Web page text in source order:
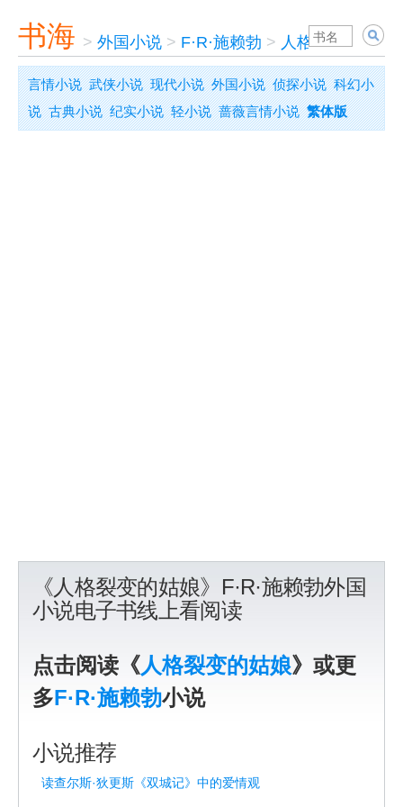
书海 > 外国小说 > F·R·施赖勃 > 人格裂变的姑娘
言情小说 武侠小说 现代小说 外国小说 侦探小说 科幻小
说 古典小说 纪实小说 轻小说 蔷薇言情小说 繁体版
《人格裂变的姑娘》F·R·施赖勃外国
小说电子书线上看阅读
点击阅读《人格裂变的姑娘》或更
多F·R·施赖勃小说
小说推荐
读查尔斯·狄更斯《双城记》中的爱情观